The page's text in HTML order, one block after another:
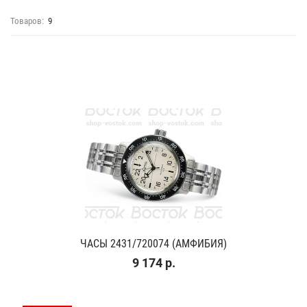
Товаров: 9
ЧАСЫ 2431/720074 (АМФИБИЯ)
9 174 р.